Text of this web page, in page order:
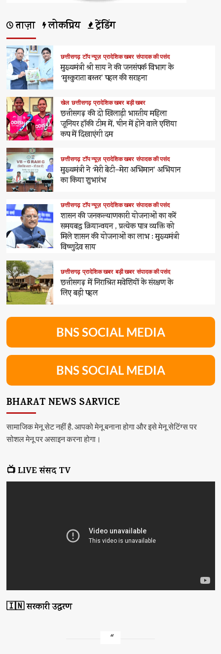
पढ़ें
ताज़ा लोकप्रिय ट्रेंडिंग
छत्तीसगढ़ टॉप न्यूज़ प्रादेशिक खबर संपादक की पसंद
मुख्यमंत्री श्री साय ने की जनसंपर्क विभाग के
‘मुस्कुराता बस्तर’ पहल की सराहना
खेल छत्तीसगढ़ प्रादेशिक खबर बड़ी खबर
छत्तीसगढ़ की दो खिलाड़ी भारतीय महिला
जूनियर हॉकी टीम में, चीन में होने वाले एशिया
कप में दिखाएंगी दम
छत्तीसगढ़ टॉप न्यूज़ प्रादेशिक खबर संपादक की पसंद
मुख्यमंत्री ने ‘मेरी बेटी–मेरा अभिमान’ अभियान
का किया शुभारंभ
छत्तीसगढ़ टॉप न्यूज़ प्रादेशिक खबर संपादक की पसंद
शासन की जनकल्याणकारी योजनाओं का करें
समयबद्ध क्रियान्वयन , प्रत्येक पात्र व्यक्ति को
मिले शासन की योजनाओं का लाभ : मुख्यमंत्री
विष्णुदेव साय
छत्तीसगढ़ प्रादेशिक खबर बड़ी खबर संपादक की पसंद
छत्तीसगढ़ में निराश्रित मवेशियों के संरक्षण के
लिए बड़ी पहल
BNS SOCIAL MEDIA
BNS SOCIAL MEDIA
BHARAT NEWS SARVICE
सामाजिक मेनू सेट नहीं है. आपको मेनू बनाना होगा और इसे मेनू सेटिंग्स पर
सोशल मेनू पर असाइन करना होगा।
📺 LIVE संसद TV
🇮🇳 सरकारी उद्धरण